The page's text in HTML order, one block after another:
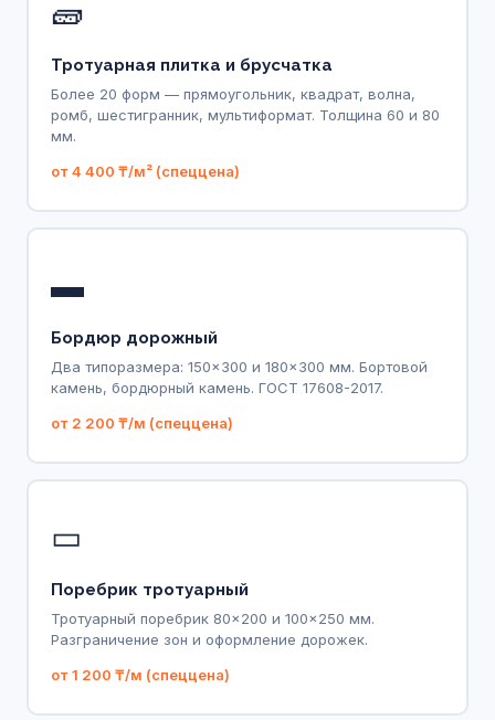
🧱
Тротуарная плитка и брусчатка
Более 20 форм — прямоугольник, квадрат, волна,
ромб, шестигранник, мультиформат. Толщина 60 и 80
мм.
от 4 400 ₸/м² (спеццена)
▬
Бордюр дорожный
Два типоразмера: 150×300 и 180×300 мм. Бортовой
камень, бордюрный камень. ГОСТ 17608-2017.
от 2 200 ₸/м (спеццена)
▭
Поребрик тротуарный
Тротуарный поребрик 80×200 и 100×250 мм.
Разграничение зон и оформление дорожек.
от 1 200 ₸/м (спеццена)